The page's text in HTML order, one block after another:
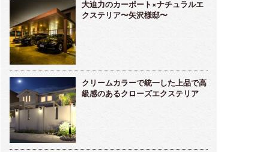
大迫力のカーポート×ナチュラルエ
クステリア〜矢沢様邸〜
クリームカラーで統一した上品で高
級感のあるクローズエクステリア